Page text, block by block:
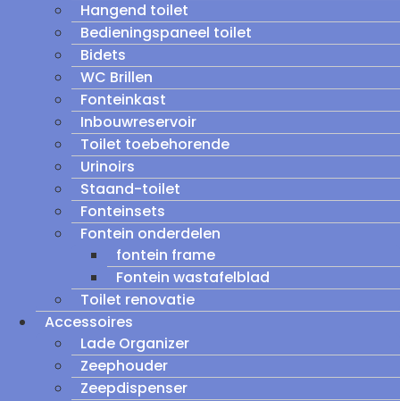
Hangend toilet
Bedieningspaneel toilet
Bidets
WC Brillen
Fonteinkast
Inbouwreservoir
Toilet toebehorende
Urinoirs
Staand-toilet
Fonteinsets
Fontein onderdelen
fontein frame
Fontein wastafelblad
Toilet renovatie
Accessoires
Lade Organizer
Zeephouder
Zeepdispenser